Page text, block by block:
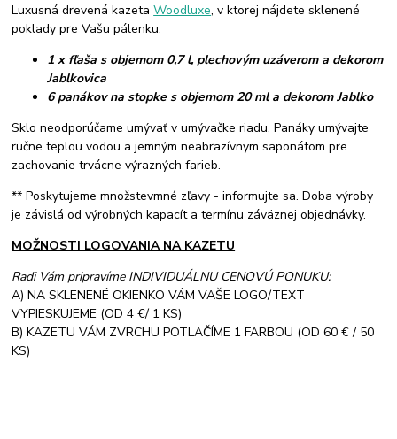
Luxusná drevená kazetaWoodluxe, v ktorej nájdete sklenené
poklady pre Vašu pálenku:
1 x fľaša s objemom 0,7 l, plechovým uzáverom a dekorom
Jablkovica
6 panákov na stopke s objemom 20 ml a dekorom Jablko
Sklo neodporúčame umývať v umývačke riadu. Panáky umývajte
ručne teplou vodou a jemným neabrazívnym saponátom pre
zachovanie trvácne výrazných farieb.
** Poskytujeme množstevmné zľavy - informujte sa. Doba výroby
je závislá od výrobných kapacít a termínu záväznej objednávky.
MOŽNOSTI LOGOVANIA NA KAZETU
Radi Vám pripravíme INDIVIDUÁLNU CENOVÚ PONUKU:
A) NA SKLENENÉ OKIENKO VÁM VAŠE LOGO/TEXT
VYPIESKUJEME (OD 4 €/ 1 KS)
B) KAZETU VÁM ZVRCHU POTLAČÍME 1 FARBOU (OD 60 € / 50
KS)